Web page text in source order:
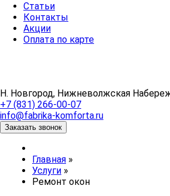
Статьи
Контакты
Акции
Оплата по карте
Н. Новгород, Нижневолжская
+7 (831) 266-00-07
info@fabrika-komforta.ru
Заказать звонок
Главная »
Услуги »
Ремонт окон